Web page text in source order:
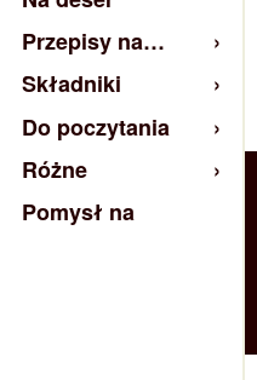
Przepisy na…
Składniki
Do poczytania
Różne
Pomysł na